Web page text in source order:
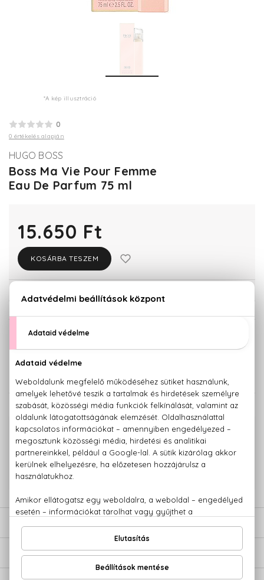
*A kép illusztráció
0
0 értékelés alapján
HUGO BOSS
Boss Ma Vie Pour Femme
Eau De Parfum 75 ml
15.650 Ft
KOSÁRBA TESZEM
KISZERELÉS KIVÁLASZTÁSA
KAPCSOLÓDÓ TERMÉKEK
100% eredeti termékek,14 napos visszaküldési garanciával
Kérdésed van, elakadtál? Hívd ügyfélszolgálatunkat: +36 20
779 1926
ÉRTÉKELÉSEK (0)